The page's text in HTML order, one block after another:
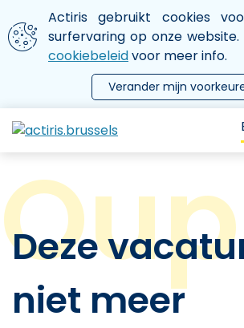
Aller au contenu principal
We gebruiken cookies
Actiris gebruikt cookies
surfervaring op onze website.
cookiebeleidvoor meer info.
Verander mijn
le menu
Deze
niet meer